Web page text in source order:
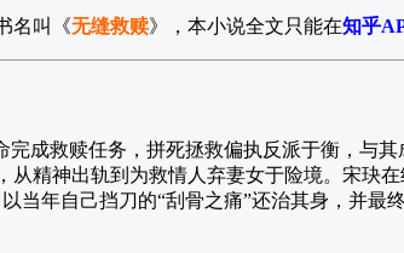
名叫《无缝救赎》，本小说全文只能在知乎
成救赎任务，拼死拯救偏执反派于衡，与
精神出轨到为救情人弃妻女于险境。宋玦在
当年自己挡刀的“刮骨之痛”还治其身，并最